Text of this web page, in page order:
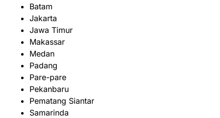
Batam
Jakarta
Jawa Timur
Makassar
Medan
Padang
Pare-pare
Pekanbaru
Pematang Siantar
Samarinda